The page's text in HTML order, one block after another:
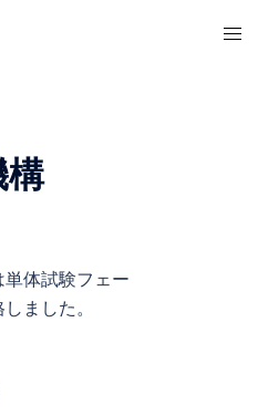
ト
構
体試験フェー
ました。